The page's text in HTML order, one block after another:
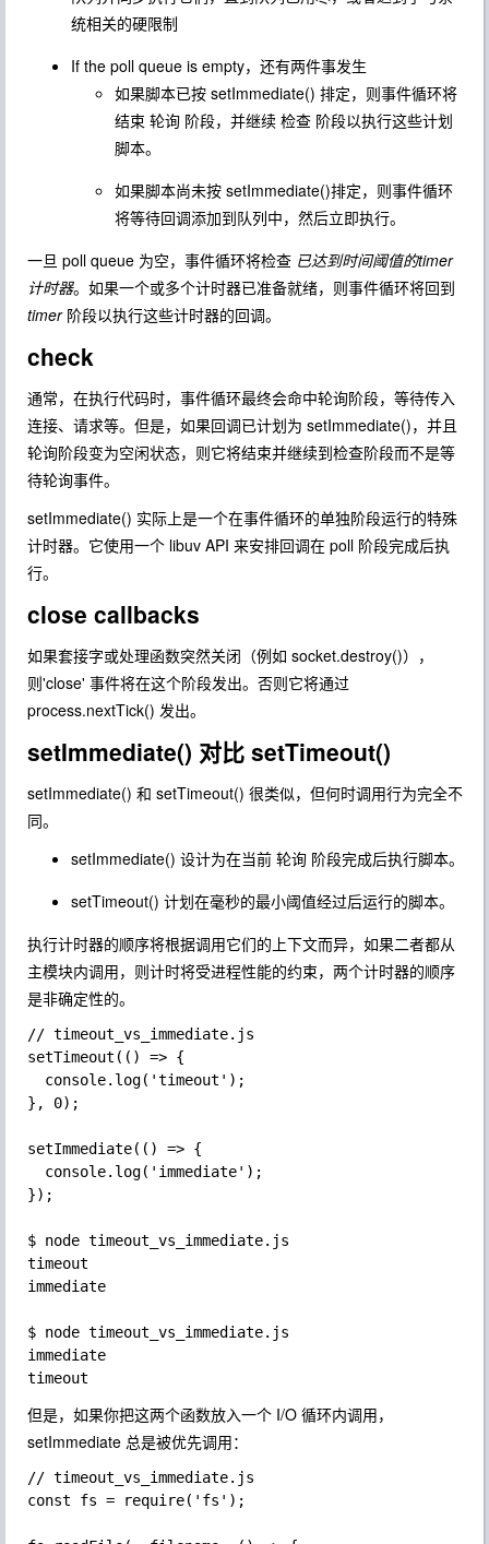
统相关的硬限制
If the poll queue is empty，还有两件事发生
如果脚本已按 setImmediate() 排定，则事件循环将
结束 轮询 阶段，并继续 检查 阶段以执行这些计划
脚本。
如果脚本尚未按 setImmediate()排定，则事件循环
将等待回调添加到队列中，然后立即执行。
一旦 poll queue 为空，事件循环将检查 已达到时间阈值的timer
计时器。如果一个或多个计时器已准备就绪，则事件循环将回到
timer阶段以执行这些计时器的回调。
check
通常，在执行代码时，事件循环最终会命中轮询阶段，等待传入
连接、请求等。但是，如果回调已计划为 setImmediate()，并且
轮询阶段变为空闲状态，则它将结束并继续到检查阶段而不是等
待轮询事件。
setImmediate() 实际上是一个在事件循环的单独阶段运行的特殊
计时器。它使用一个 libuv API 来安排回调在 poll 阶段完成后执
行。
close callbacks
如果套接字或处理函数突然关闭（例如 socket.destroy()），
则'close' 事件将在这个阶段发出。否则它将通过
process.nextTick() 发出。
setImmediate() 对比 setTimeout()
setImmediate() 和 setTimeout() 很类似，但何时调用行为完全不
同。
setImmediate() 设计为在当前 轮询 阶段完成后执行脚本。
setTimeout() 计划在毫秒的最小阈值经过后运行的脚本。
执行计时器的顺序将根据调用它们的上下文而异，如果二者都从
主模块内调用，则计时将受进程性能的约束，两个计时器的顺序
是非确定性的。
// timeout_vs_immediate.js
setTimeout(() => {
  console.log('timeout');
}, 0);
setImmediate(() => {
  console.log('immediate');
});
$ node timeout_vs_immediate.js
timeout
immediate
$ node timeout_vs_immediate.js
immediate
但是，如果你把这两个函数放入一个 I/O 循环内调用，
setImmediate 总是被优先调用：
// timeout_vs_immediate.js
const fs = require('fs');